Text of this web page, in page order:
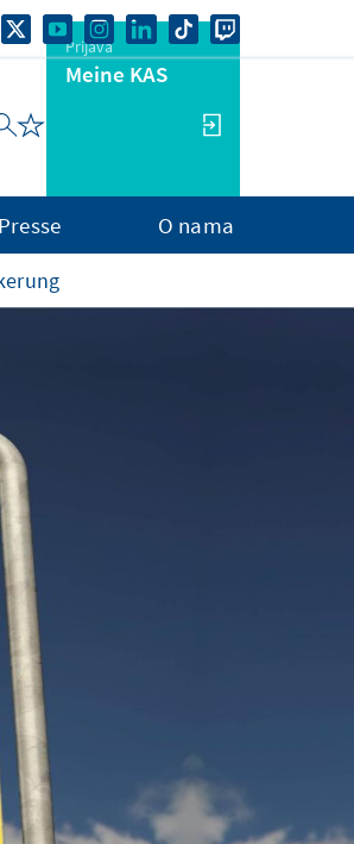
Prijava
Meine KAS
Presse O nama